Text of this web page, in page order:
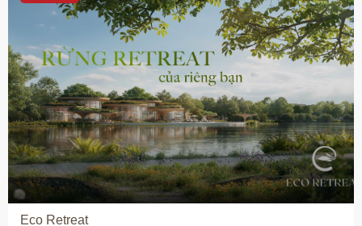
Eco Retreat